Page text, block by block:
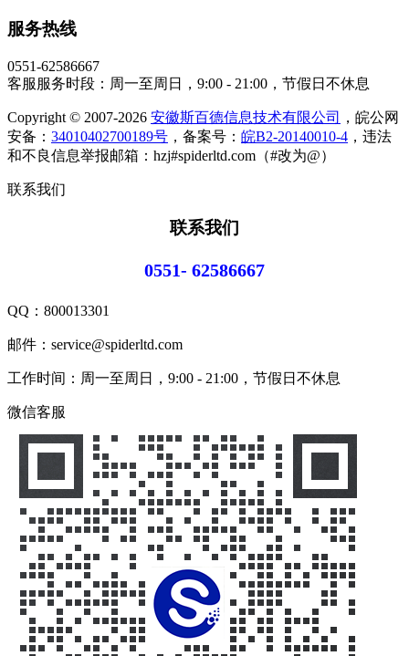
服务热线
0551-62586667
客服服务时段：周一至周日，9:00 - 21:00，节假日不休息
Copyright © 2007-2026 安徽斯百德信息技术有限公司
，皖公网
安备： 34010402700189号 ，备案号： 皖B2-20140010-4 ，违法
和不良信息举报邮箱：hzj#spiderltd.com（#改为@）
联系我们
联系我们
0551- 62586667
QQ： 800013301
邮件：service@spiderltd.com
工作时间：周一至周日，9:00 - 21:00，节假日不休息
微信客服